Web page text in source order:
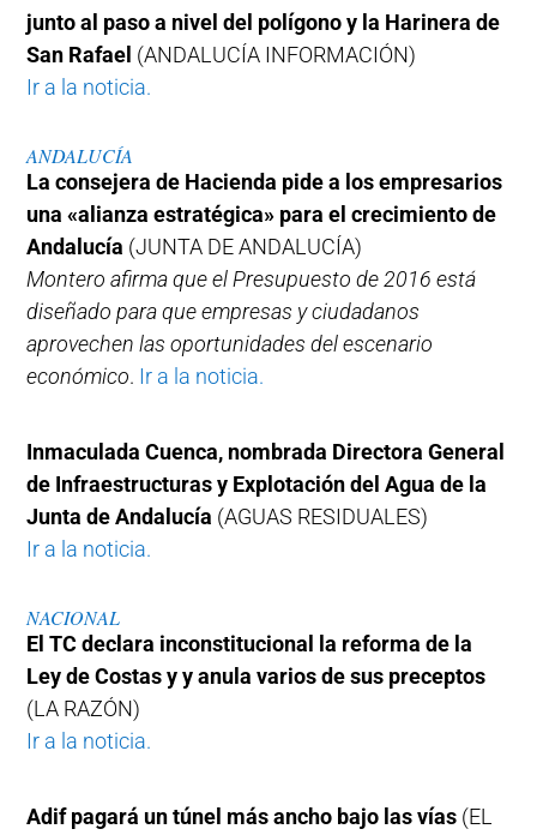
junto al paso a nivel del polígono y la Harinera de
San Rafael (ANDALUCÍA INFORMACIÓN)
Ir a la noticia.
ANDALUCÍA
La consejera de Hacienda pide a los empresarios
una «alianza estratégica» para el crecimiento de
Andalucía (JUNTA DE ANDALUCÍA)
Montero afirma que el Presupuesto de 2016 está
diseñado para que empresas y ciudadanos
aprovechen las oportunidades del escenario
económico. Ir a la noticia.
Inmaculada Cuenca, nombrada Directora General
de Infraestructuras y Explotación del Agua de la
Junta de Andalucía (AGUAS RESIDUALES)
Ir a la noticia.
NACIONAL
El TC declara inconstitucional la reforma de la
Ley de Costas y y anula varios de sus preceptos
(LA RAZÓN)
Ir a la noticia.
Adif pagará un túnel más ancho bajo las vías (EL